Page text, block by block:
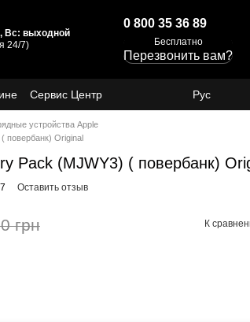
Вс: выходной
24/7)
0 800 35 36 89
Бесплатно
Перезвонить вам?
Сервис Центр
Рус
устройства Apple
повербанк) Original
Pack (MJWY3) ( повербанк)
Оставить отзыв
грн К